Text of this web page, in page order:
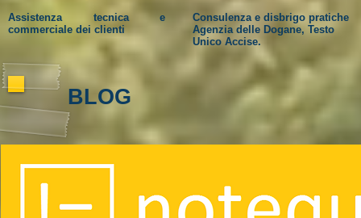
Assistenza tecnica e
commerciale dei clienti
Consulenza e disbrigo pratiche
Agenzia delle Dogane, Testo
Unico Accise.
BLOG